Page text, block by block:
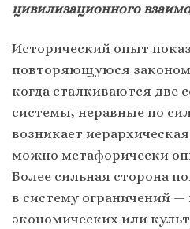
цивилизационного
Исторический опыт
повторяющуюся
когда сталкиваются две
системы, неравные по
возникает
можно метафорически
Более сильная сторона
в систему ограничений —
экономических или